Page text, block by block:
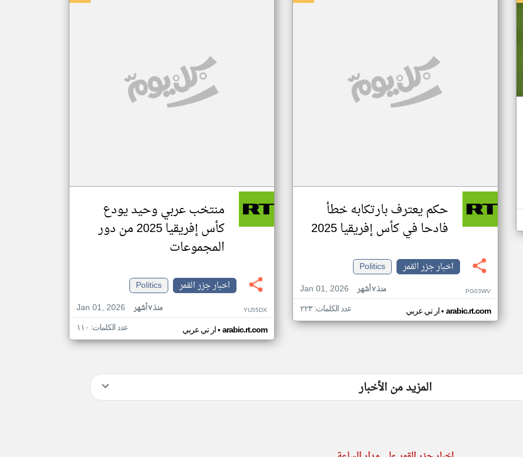
حكم يعترف بارتكابه خطأ
فادحا في كأس إفريقيا 2025
اخبار جزر القمر
Politics
Jan 01, 2026
منذ ٧ أشهر PG03WV
ار تي عربي• arabic.rt.com عدد الكلمات: ٢٢٣
منتخب عربي وحيد يودع
كأس إفريقيا 2025 من دور
المجموعات
اخبار جزر القمر
Politics
Jan 01, 2026
منذ ٧ أشهر YU55DX
ار تي عربي• arabic.rt.com عدد الكلمات: ١١٠
المزيد من الأخبار